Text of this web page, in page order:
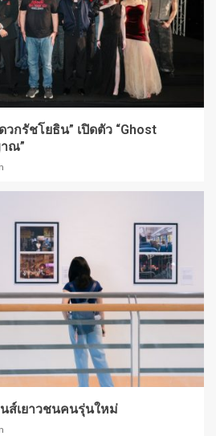
วกรัชโยธิน” เปิดตัว “Ghost
ณ”
ส์เยาวชนคนรุ่นใหม่